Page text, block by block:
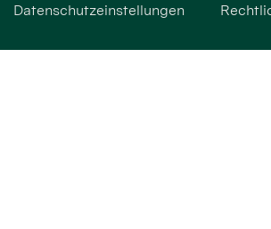
Datenschutzeinstellungen